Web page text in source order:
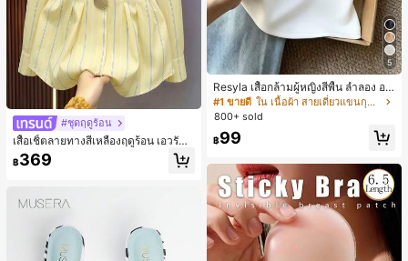
#ชุดฤดูร้อน
เสื้อเชิ้ตลายทางสีเหลืองฤดูร้อน เอวรัด
สไตล์ลำลองสำหรับเดินทางไปทำงาน ผ้
าฝ้ายผสม กระดุมหน้า เสื้ออเนกประสงค์
฿369
5
Resyla เสื้อกล้ามผู้หญิงสีพื้น ลำลอง อเ
นกประสงค์ เหมาะสำหรับใส่ซ้อนหรือใส่
เดี่ยว
#1 ขายดี
ใน เนื้อผ้า สายเดี่ยวแขนกุดสีสดใส
800+ sold
฿99